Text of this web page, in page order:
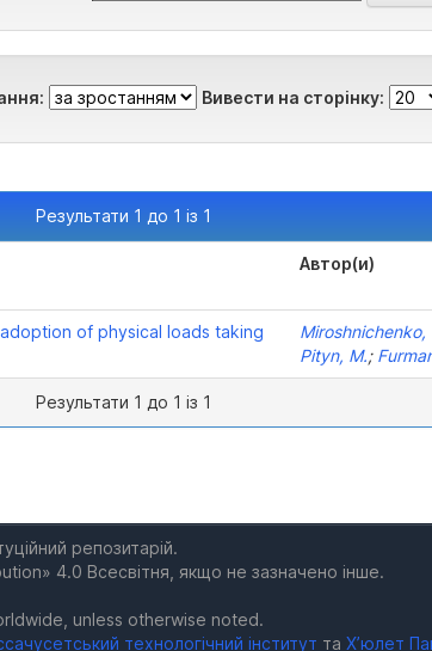
Вивести на сторінку:
Результати 1 до 1 із 1
Автор(и)
of physical loads taking
Miroshnichenko,
Pityn, M.;
Результати 1 до 1 із 1
репозитарій.
4.0 Всесвітня, якщо не зазначено інше.
unless otherwise noted.
технологічний інститут та Х’юлет